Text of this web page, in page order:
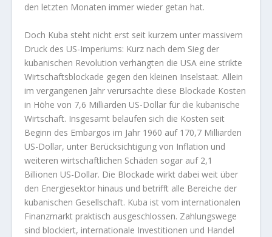
den letzten Monaten immer wieder getan hat.
Doch Kuba steht nicht erst seit kurzem unter massivem
Druck des US-Imperiums: Kurz nach dem Sieg der
kubanischen Revolution verhängten die USA eine strikte
Wirtschaftsblockade gegen den kleinen Inselstaat. Allein
im vergangenen Jahr verursachte diese Blockade Kosten
in Höhe von 7,6 Milliarden US-Dollar für die kubanische
Wirtschaft. Insgesamt belaufen sich die Kosten seit
Beginn des Embargos im Jahr 1960 auf 170,7 Milliarden
US-Dollar, unter Berücksichtigung von Inflation und
weiteren wirtschaftlichen Schäden sogar auf 2,1
Billionen US-Dollar. Die Blockade wirkt dabei weit über
den Energiesektor hinaus und betrifft alle Bereiche der
kubanischen Gesellschaft. Kuba ist vom internationalen
Finanzmarkt praktisch ausgeschlossen. Zahlungswege
sind blockiert, internationale Investitionen und Handel